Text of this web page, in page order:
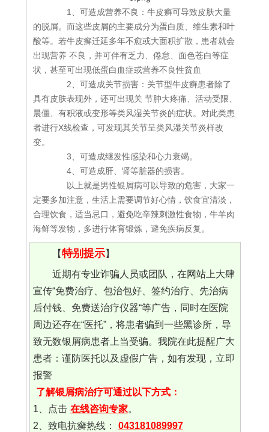
1、可造成营养不良：牛皮癣可导致皮肤大量
的脱屑。而这些皮屑的主要成分为蛋白质、维生素和叶
酸等。若牛皮癣迁延多年不愈或大面积扩散，患者就会
出现营养 不良，并可伴有乏力、倦怠、面色苍白等症
状，甚至可出现低蛋白血症或营养不良性贫血
2、可造成关节损害：关节型牛皮癣患者除了
具有皮肤表现外，还可出现关 节肿大疼痛、活动受限、
晨僵、有积液或变形等类风湿关节炎的症状。对此类患
者进行X线检查，可发现其关节呈类风湿关节炎样改
变。
3、可造成继发性感染和心力衰竭。
4、可造成肝、肾等脏器的损害。
以上就是男性银屑病可以导致的危害，大家一
定要多加注意，生活上需要调节好心情，饮食宜清淡，
合理饮食，适当忌口，避免吃辛辣刺激性食物，牛羊肉
海鲜等发物，多进行体育锻炼，避免疾病反复。
【特别提示】
近期有专业诈骗人员或团队，在网站上大肆
宣传“免费治疗、包治包好、签约治疗、先治病
后付钱、免费送治疗仪器“等广告，同时在医院
周边还存在“医托”，将患者骗到一些黑诊所，导
致无数银屑病患者上当受骗。我院在此提醒广大
患者：谨防医托以及虚假广告，如有发现，立即
报警
了解银屑病治疗可通过以下方式：
1、点击 在线咨询专家。
2、致电抗癣热线：
043181089997